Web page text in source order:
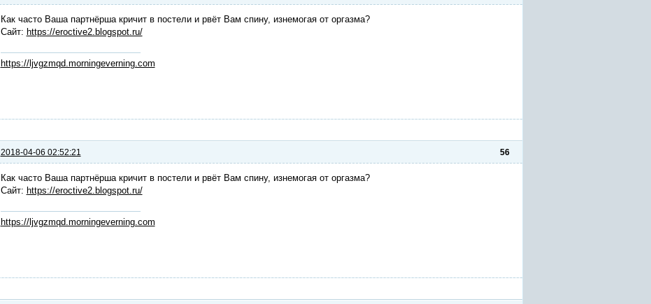
Как часто Ваша партнёрша кричит в постели и рвёт Вам спину, изнемогая от оргазма?
Сайт: https://eroctive2.blogspot.ru/
https://ljvgzmqd.morningeverning.com
56
2018-04-06 02:52:21
Как часто Ваша партнёрша кричит в постели и рвёт Вам спину, изнемогая от оргазма?
Сайт: https://eroctive2.blogspot.ru/
https://ljvgzmqd.morningeverning.com